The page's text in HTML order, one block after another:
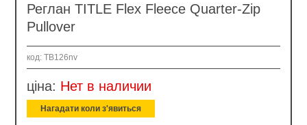
Реглан TITLE Flex Fleece Quarter-Zip
Pullover
код: TB126nv
ціна: Нет в наличии
Нагадати коли з'явиться